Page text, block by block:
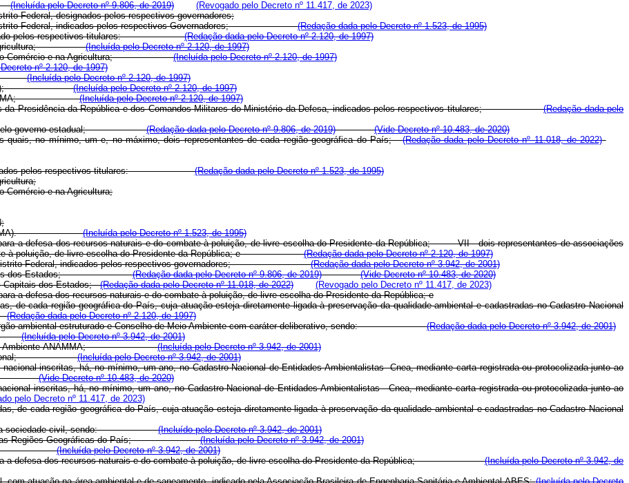
(Incluída pelo Decreto nº 9.806, de 2019)
(Revogado pelo Decreto nº 11.417, de 2023)
Federal, designados pelos respectivos governadores;
do Distrito Federal, indicados pelos respectivos Governadores;(Redação dada pelo Decreto nº 1.523, de 1995)
indicado pelos respectivos titulares:(Redação dada pelo Decreto nº 2.120, de 1997)
e da Agricultura;(Incluída pelo Decreto nº 2.120, de 1997)
no Comércio e na Agricultura;(Incluída pelo Decreto nº 2.120, de 1997)
nº 2.120, de 1997)
(Incluída pelo Decreto nº 2.120, de 1997)
(FBCN);(Incluída pelo Decreto nº 2.120, de 1997)
- ANAMMA;(Incluída pelo Decreto nº 2.120, de 1997)
da Presidência da República e dos Comandos Militares do Ministério da Defesa, indicados pelos respectivos titulares;(Redação dada pelo
pelo governo estadual;(Redação dada pelo Decreto nº 9.806, de 2019) (Vide Decreto nº 10.483, de 2020)
quais, no mínimo, um e, no máximo, dois representantes de cada região geográfica do País;(Redação dada pelo Decreto nº 11.018, de 2022)
indicados pelos respectivos titulares:(Redação dada pelo Decreto nº 1.523, de 1995)
Comércio e na Agricultura;
(ANAMMA).(Incluída pelo Decreto nº 1.523, de 1995)
a defesa dos recursos naturais e do combate à poluição, de livre escolha do Presidente da República; VII - dois representantes de associações
à poluição, de livre escolha do Presidente da República; e(Redação dada pelo Decreto nº 2.120, de 1997)
e do Distrito Federal, indicados pelos respectivos governadores;(Redação dada pelo Decreto nº 3.942, de 2001)
as capitais dos Estados;(Redação dada pelo Decreto nº 9.806, de 2019) (Vide Decreto nº 10.483, de 2020)
dos Estados;
(Redação dada pelo Decreto nº 11.018, de 2022)
(Revogado pelo Decreto nº 11.417, de 2023)
a defesa dos recursos naturais e do combate à poluição, de livre escolha do Presidente da República; e
de cada região geográfica do País, cuja atuação esteja diretamente ligada à preservação da qualidade ambiental e cadastradas no Cadastro Nacional
(Redação dada pelo Decreto nº 2.120, de 1997)
órgão ambiental estruturado e Conselho de Meio Ambiente com caráter deliberativo, sendo:(Redação dada pelo Decreto nº 3.942, de 2001)
(Incluída pelo Decreto nº 3.942, de 2001)
e Meio Ambiente-ANAMMA;(Incluída pelo Decreto nº 3.942, de 2001)
nacional;(Incluída pelo Decreto nº 3.942, de 2001)
inscritas, há, no mínimo, um ano, no Cadastro Nacional de Entidades Ambientalistas -Cnea, mediante carta registrada ou protocolizada junto ao
(Vide Decreto nº 10.483, de 2020)
inscritas, há, no mínimo, um ano, no Cadastro Nacional de Entidades Ambientalistas - Cnea, mediante carta registrada ou protocolizada junto ao
pelo Decreto nº 11.417, de 2023)
de cada região geográfica do País, cuja atuação esteja diretamente ligada à preservação da qualidade ambiental e cadastradas no Cadastro Nacional
e da sociedade civil, sendo:(Incluído pelo Decreto nº 3.942, de 2001)
uma das Regiões Geográficas do País;(Incluída pelo Decreto nº 3.942, de 2001)
nacional;(Incluída pelo Decreto nº 3.942, de 2001)
para a defesa dos recursos naturais e do combate à poluição, de livre escolha do Presidente da República;(Incluída pelo Decreto nº 3.942, de